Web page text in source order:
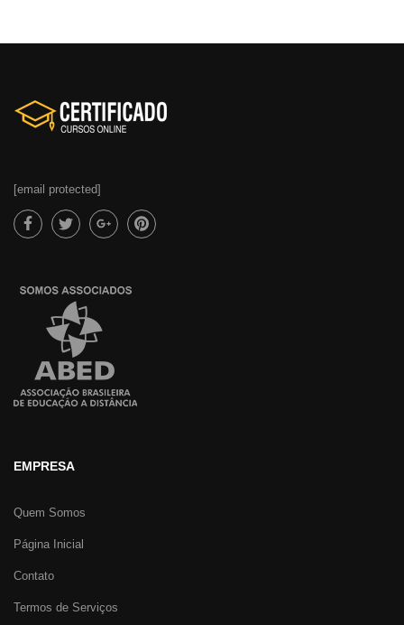
[email protected]
EMPRESA
Quem Somos
Página Inicial
Contato
Termos de Serviços